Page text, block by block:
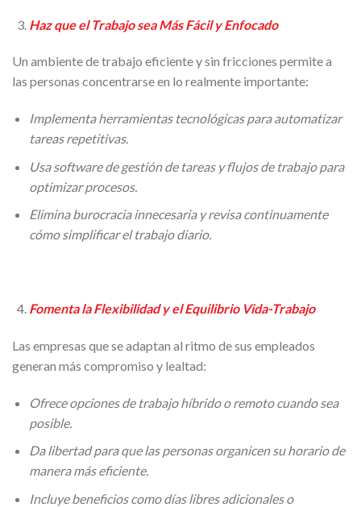
Haz que el Trabajo sea Más Fácil y Enfocado
Un ambiente de trabajo eficiente y sin fricciones permite a
las personas concentrarse en lo realmente importante:
Implementa herramientas tecnológicas para automatizar
tareas repetitivas.
Usa software de gestión de tareas y flujos de trabajo para
optimizar procesos.
Elimina burocracia innecesaria y revisa continuamente
cómo simplificar el trabajo diario.
Fomenta la Flexibilidad y el Equilibrio Vida-Trabajo
Las empresas que se adaptan al ritmo de sus empleados
generan más compromiso y lealtad:
Ofrece opciones de trabajo híbrido o remoto cuando sea
posible.
Da libertad para que las personas organicen su horario de
manera más eficiente.
Incluye beneficios como días libres adicionales o